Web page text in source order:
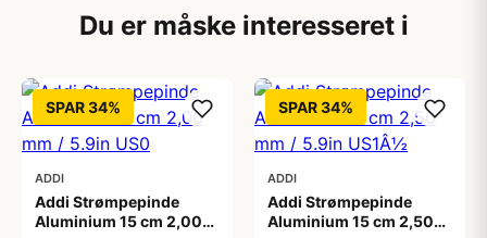
Du er måske interesseret i
SPAR 34%
ADDI
Addi Strømpepinde
Aluminium 15 cm 2,00
SPAR 34%
ADDI
Addi Strømpepinde
Aluminium 15 cm 2,50